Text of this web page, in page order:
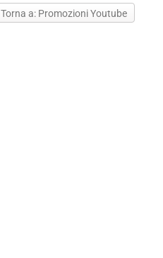
Torna a: Promozioni Youtube